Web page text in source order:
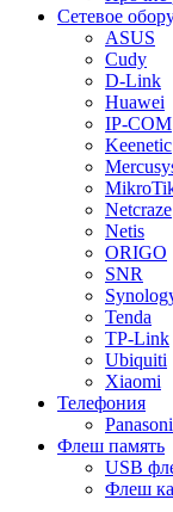
Сетевое
ASUS
Cudy
D-Link
Huawei
IP-COM
Keenetic
Netcraze
Netis
ORIGO
SNR
Tenda
TP-Link
Ubiquiti
Xiaomi
Телефония
Флеш память
USB
Флеш